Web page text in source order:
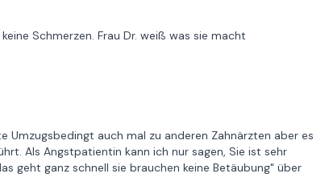
Schmerzen. Frau Dr. weiß was sie macht
Umzugsbedingt auch mal zu anderen Zahnärzten aber es
Als Angstpatientin kann ich nur sagen, Sie ist sehr
geht ganz schnell sie brauchen keine Betäubung" über